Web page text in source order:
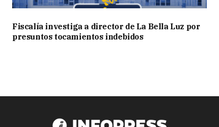
Fiscalía investiga a director de La Bella Luz por
presuntos tocamientos indebidos